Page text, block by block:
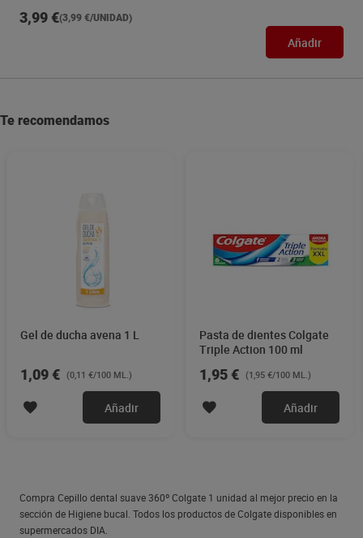
3,99 €(3,99 €/UNIDAD)
Añadir
Te recomendamos
Gel de ducha avena 1 L
1,09 € (0,11 €/100 ML.)
Añadir
Pasta de dientes Colgate
Triple Action 100 ml
1,95 € (1,95 €/100 ML.)
Añadir
Compra Cepillo dental suave 360º Colgate 1 unidad al mejor precio en la
sección de Higiene bucal. Todos los productos de Colgate disponibles en
supermercados DIA.